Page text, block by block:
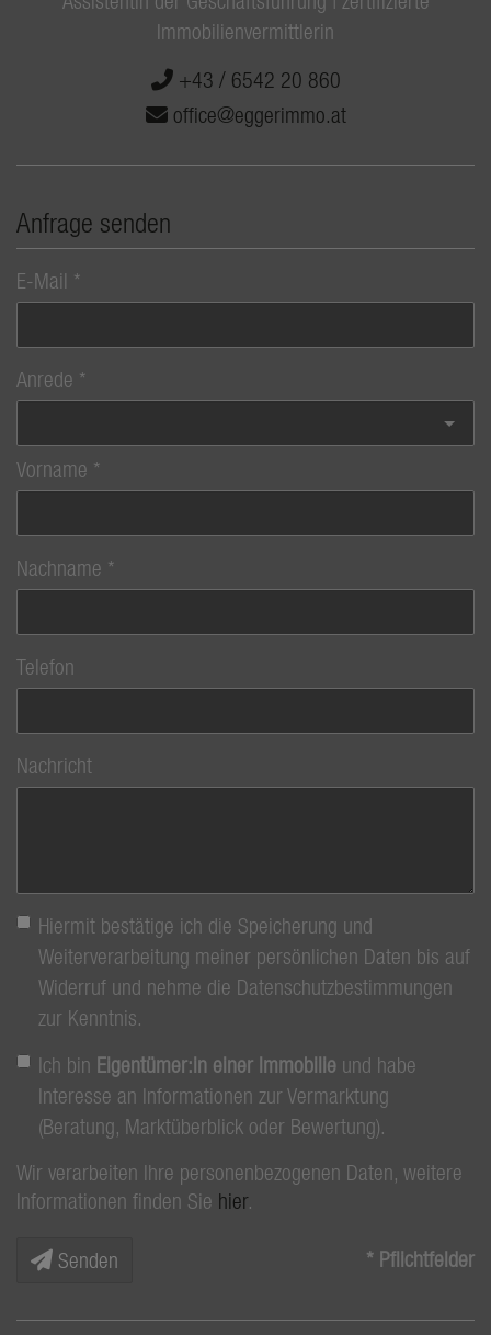
Immobilienvermittlerin
+43 / 6542 20 860
office@eggerimmo.at
Anfrage senden
E-Mail
Anrede
Vorname
Nachname
Telefon
Nachricht
Hiermit bestätige ich die Speicherung und
Weiterverarbeitung meiner persönlichen Daten bis auf
Widerruf und nehme die Datenschutzbestimmungen
zur Kenntnis.
Ich bin Eigentümer:in einer Immobilie und habe
Interesse an Informationen zur Vermarktung
(Beratung, Marktüberblick oder Bewertung).
Wir verarbeiten Ihre personenbezogenen Daten, weitere
Informationen finden Sie hier.
Senden * Pflichtfelder